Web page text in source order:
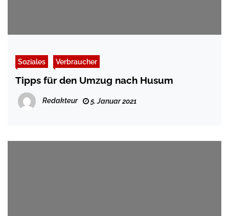
Soziales Verbraucher
Tipps für den Umzug nach Husum
Redakteur 5. Januar 2021